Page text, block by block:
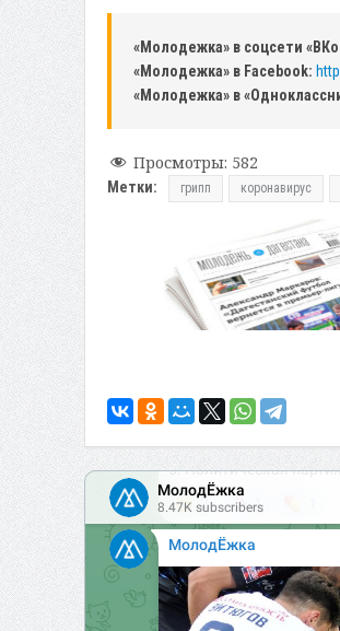
«Молодежка» в соцсети
«Молодежка» в Facebook:
«Молодежка» в
Просмотры: 582
Метки: грипп коронавирус